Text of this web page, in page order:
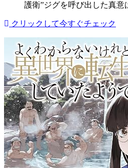
護衛”ジグを呼び出した真
クリックして今すぐチェック